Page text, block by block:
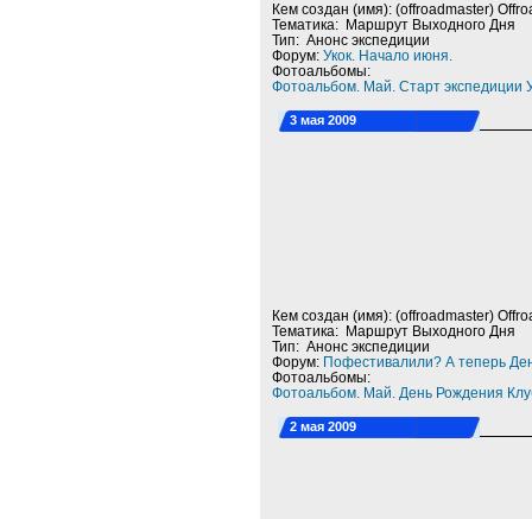
Кем создан (имя): (offroadmaster)
Тематика: Маршрут Выходного Дня
Тип: Анонс экспедиции
Форум: Укок. Начало июня.
Фотоальбомы:
Фотоальбом. Май. Старт экспедиции
3 мая 2009
Кем создан (имя): (offroadmaster)
Тематика: Маршрут Выходного Дня
Тип: Анонс экспедиции
Форум: Пофестивалили? А теперь
Фотоальбомы:
Фотоальбом. Май. День Рождения
2 мая 2009